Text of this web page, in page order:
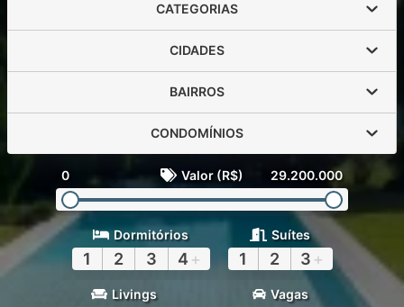
CATEGORIAS
CIDADES
BAIRROS
CONDOMÍNIOS
0 Valor (R$) 29.200.000
Dormitórios
1 2 3 4 +
Suítes
1 2 3 +
Livings Vagas